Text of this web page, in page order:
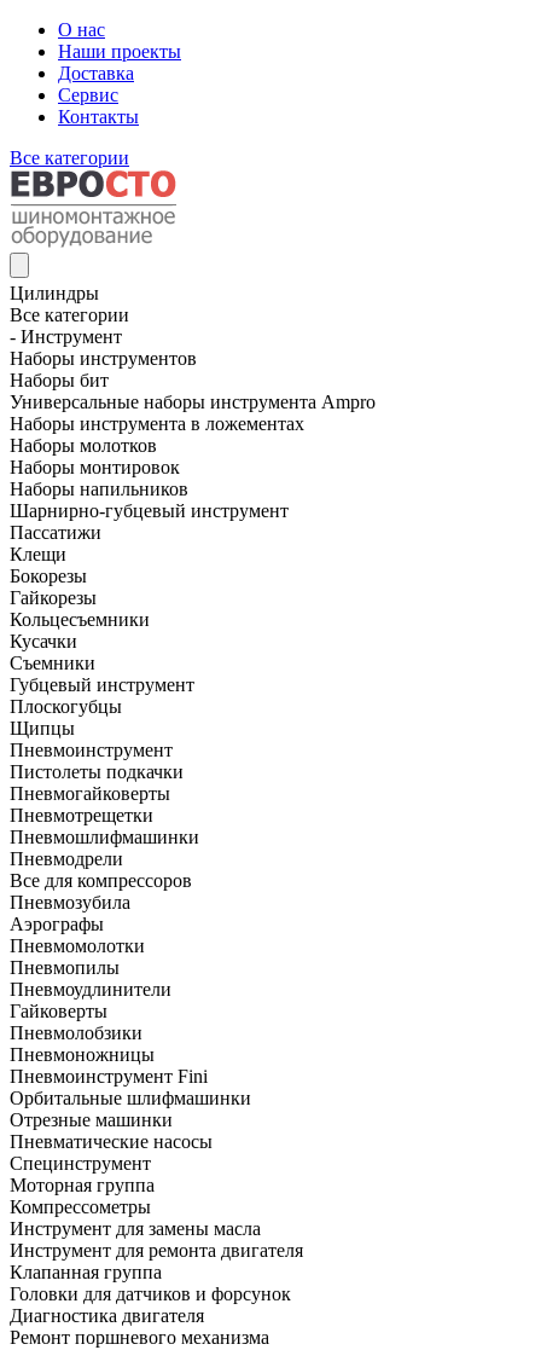
О нас
Наши проекты
Доставка
Сервис
Контакты
Все категории
Цилиндры
Все категории
- Инструмент
Наборы инструментов
Наборы бит
Универсальные наборы инструмента Ampro
Наборы инструмента в ложементах
Наборы молотков
Наборы монтировок
Наборы напильников
Шарнирно-губцевый инструмент
Пассатижи
Клещи
Бокорезы
Гайкорезы
Кольцесъемники
Кусачки
Съемники
Губцевый инструмент
Плоскогубцы
Щипцы
Пневмоинструмент
Пистолеты подкачки
Пневмогайковерты
Пневмотрещетки
Пневмошлифмашинки
Пневмодрели
Все для компрессоров
Пневмозубила
Аэрографы
Пневмомолотки
Пневмопилы
Пневмоудлинители
Гайковерты
Пневмолобзики
Пневмоножницы
Пневмоинструмент Fini
Орбитальные шлифмашинки
Отрезные машинки
Пневматические насосы
Специнструмент
Моторная группа
Компрессометры
Инструмент для замены масла
Инструмент для ремонта двигателя
Клапанная группа
Головки для датчиков и форсунок
Диагностика двигателя
Ремонт поршневого механизма